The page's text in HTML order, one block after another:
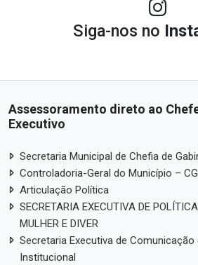
Siga-nos no
Assessoramento direto ao
Executivo
Secretaria Municipal de Chefia de
Controladoria-Geral do Município –
Articulação Política
SECRETARIA EXECUTIVA DE
MULHER E DIVER
Secretaria Executiva de Comunicação
Institucional